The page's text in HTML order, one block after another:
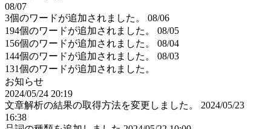
08/07
3個のワードが追加されました。
08/06
194個のワードが追加されました。
08/05
156個のワードが追加されました。
08/04
144個のワードが追加されました。
08/03
131個のワードが追加されました。
お知らせ
2024/05/24 20:19
文章解析の結果の取得方法を変更しました。
2024/05/23
16:38